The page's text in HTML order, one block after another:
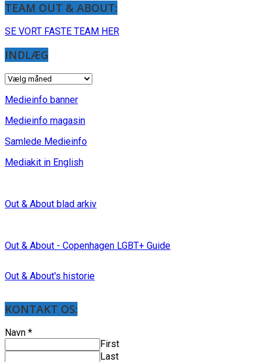
TEAM OUT & ABOUT:
SE VORT FASTE TEAM HER
INDLÆG
INDLÆG
Medieinfo banner
Medieinfo magasin
Samlede Medieinfo
Mediakit in English
Out & About blad arkiv
Out & About - Copenhagen LGBT+ Guide
Out & About's historie
KONTAKT OS:
Navn *
First
Last